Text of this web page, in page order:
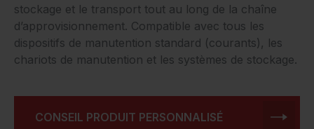
stockage et le transport tout au long de la chaîne
d’approvisionnement. Compatible avec tous les
dispositifs de manutention standard (courants), les
chariots de manutention et les systèmes de stockage.
CONSEIL PRODUIT PERSONNALISÉ